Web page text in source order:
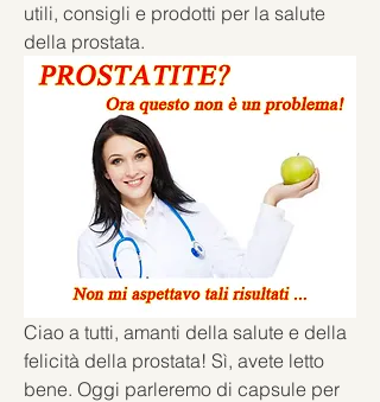
utili, consigli e prodotti per la salute
della prostata.
Ciao a tutti, amanti della salute e della
felicità della prostata! Sì, avete letto
bene. Oggi parleremo di capsule per